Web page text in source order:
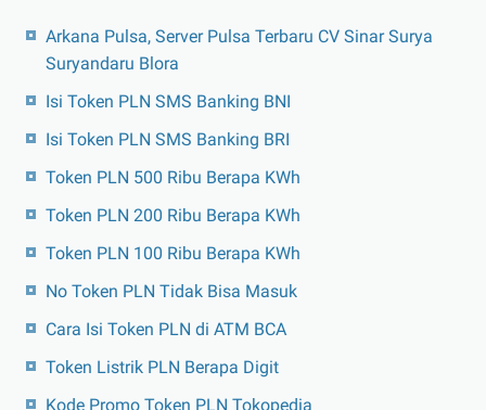
Arkana Pulsa, Server Pulsa Terbaru CV Sinar Surya
Suryandaru Blora
Isi Token PLN SMS Banking BNI
Isi Token PLN SMS Banking BRI
Token PLN 500 Ribu Berapa KWh
Token PLN 200 Ribu Berapa KWh
Token PLN 100 Ribu Berapa KWh
No Token PLN Tidak Bisa Masuk
Cara Isi Token PLN di ATM BCA
Token Listrik PLN Berapa Digit
Kode Promo Token PLN Tokopedia